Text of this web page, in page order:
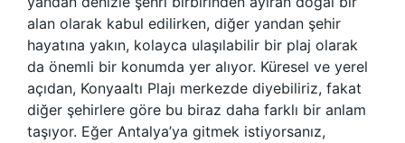
alan olarak kabul edilirken, diğer yandan şehir
hayatına yakın, kolayca ulaşılabilir bir plaj olarak
da önemli bir konumda yer alıyor. Küresel ve yerel
açıdan, Konyaaltı Plajı merkezde diyebiliriz, fakat
diğer şehirlere göre bu biraz daha farklı bir anlam
taşıyor. Eğer Antalya’ya gitmek istiyorsanız,